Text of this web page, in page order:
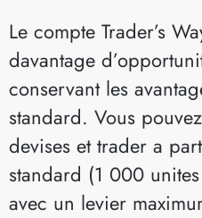
Le compte Trader’s
davantage
conservant les
standard. Vous
devises et trader a
standard (1 000
avec un levier